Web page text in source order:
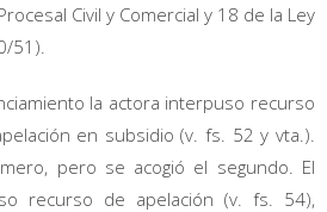
Civil y Comercial y 18 de la Ley
51).
la actora interpuso recurso
en subsidio (v. fs. 52 y vta.).
pero se acogió el segundo. El
recurso de apelación (v. fs. 54),